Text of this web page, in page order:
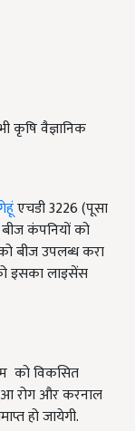
कृषि वैज्ञानिक
एचडी 3226 (पूसा
कंपनियों को
बीज उपलब्ध करा
इसका लाइसेंस
को विकसित
रोग और करनाल
हो जायेगी.